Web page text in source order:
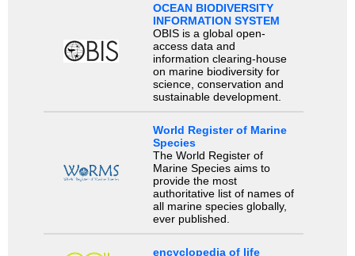
OCEAN BIODIVERSITY
INFORMATION SYSTEM
OBIS is a global open-
access data and
information clearing-house
on marine biodiversity for
science, conservation and
sustainable development.
World Register of Marine
Species
The World Register of
Marine Species aims to
provide the most
authoritative list of names of
all marine species globally,
ever published.
encyclopedia of life